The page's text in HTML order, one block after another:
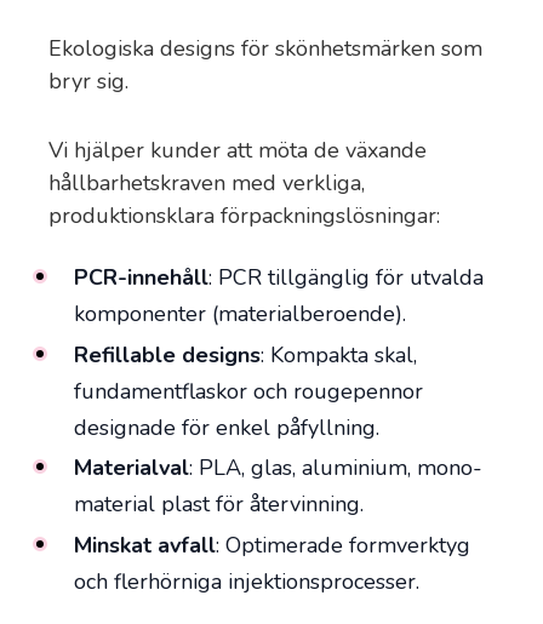
Ekologiska designs för skönhetsmärken som
bryr sig.
Vi hjälper kunder att möta de växande
hållbarhetskraven med verkliga,
produktionsklara förpackningslösningar:
PCR-innehåll: PCR tillgänglig för utvalda
komponenter (materialberoende).
Refillable designs: Kompakta skal,
fundamentflaskor och rougepennor
designade för enkel påfyllning.
Materialval: PLA, glas, aluminium, mono-
material plast för återvinning.
Minskat avfall: Optimerade formverktyg
och flerhörniga injektionsprocesser.